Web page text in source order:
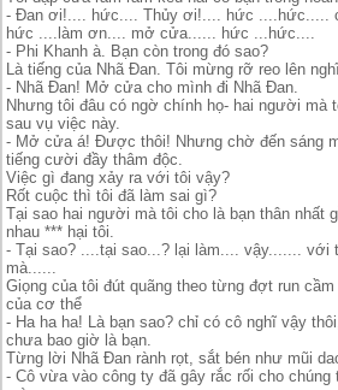
- Đan ơi!.... hức.... Thủy ơi!.... hức ....hức.....
hức ....làm ơn.... mở cửa...... hức ...hức....
- Phi Khanh à. Bạn còn trong đó sao?
Là tiếng của Nhã Đan. Tôi mừng rỡ reo lên
- Nhã Đan! Mở cửa cho mình đi Nhã Đan.
Nhưng tôi đâu có ngờ chính họ- hai người mà
sau vụ việc này.
- Mở cửa á! Được thôi! Nhưng chờ đến sáng
tiếng cười đầy thâm độc.
Việc gì đang xảy ra với tôi vậy?
Rốt cuộc thì tôi đã làm sai gì?
Tại sao hai người mà tôi cho là bạn thân nhất
nhau *** hại tôi.
- Tại sao? ....tại sao...? lại làm.... vậy....... với
mà......
Giọng của tôi đút quãng theo từng đợt run
của cơ thể
- Ha ha ha! Là bạn sao? chỉ có cô nghĩ vậy
chưa bao giờ là bạn.
Từng lời Nhã Đan rành rọt, sắt bén như mũi
- Cô vừa vào công ty đã gây rắc rối cho